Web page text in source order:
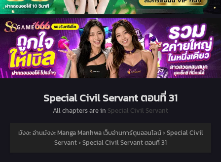
Special Civil Servant ตอนที่ 31
All chapters are in Special Civil Servant
มังงะ อ่านมังงะ Manga Manhwa เว็บอ่านการ์ตูนออนไลน์›Special Civil
Servant›Special Civil Servant ตอนที่ 31